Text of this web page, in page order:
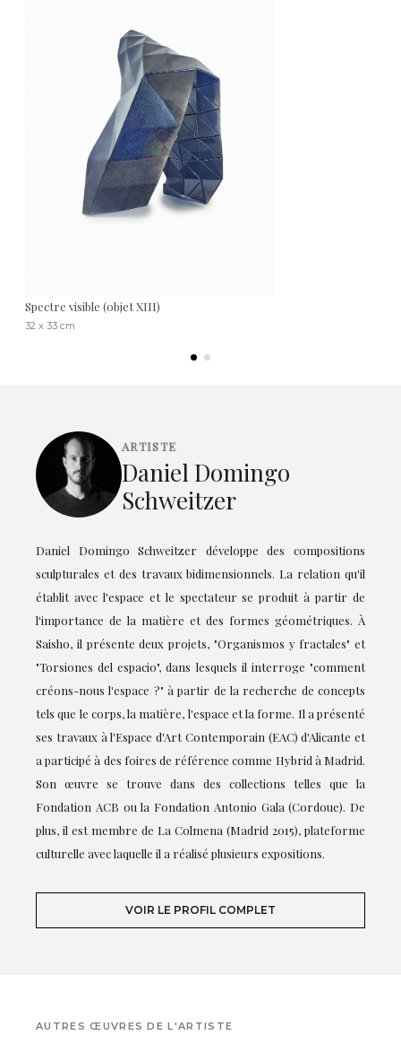
Spectre visible (objet XIII)
32 x 33 cm
ARTISTE
Daniel Domingo
Schweitzer
Daniel Domingo Schweitzer développe des compositions
sculpturales et des travaux bidimensionnels. La relation qu'il
établit avec l'espace et le spectateur se produit à partir de
l'importance de la matière et des formes géométriques. À
Saisho, il présente deux projets, "Organismos y fractales" et
"Torsiones del espacio", dans lesquels il interroge "comment
créons-nous l'espace ?" à partir de la recherche de concepts
tels que le corps, la matière, l'espace et la forme. Il a présenté
ses travaux à l'Espace d'Art Contemporain (EAC) d'Alicante et
a participé à des foires de référence comme Hybrid à Madrid.
Son œuvre se trouve dans des collections telles que la
Fondation ACB ou la Fondation Antonio Gala (Cordoue). De
plus, il est membre de La Colmena (Madrid 2015), plateforme
culturelle avec laquelle il a réalisé plusieurs expositions.
VOIR LE PROFIL COMPLET
AUTRES ŒUVRES DE L'ARTISTE